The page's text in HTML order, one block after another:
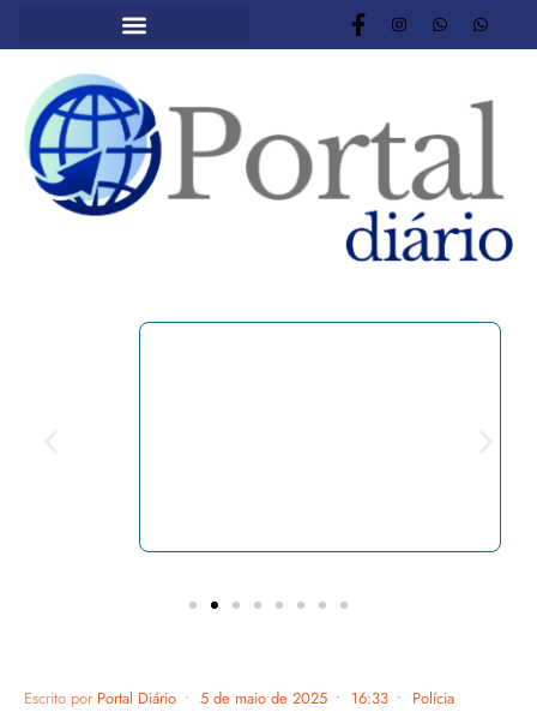
Escrito por Portal Diário • 5 de maio de 2025 • 16:33 • Polícia